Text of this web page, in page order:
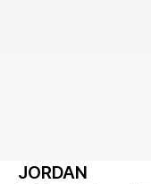
JORDAN